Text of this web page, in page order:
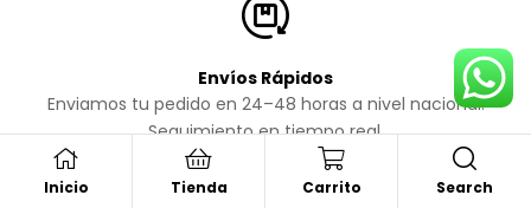
Inicio Tienda Carrito Search
Envíos Rápidos
Enviamos tu pedido en 24–48 horas a nivel nacional.
Seguimiento en tiempo real.